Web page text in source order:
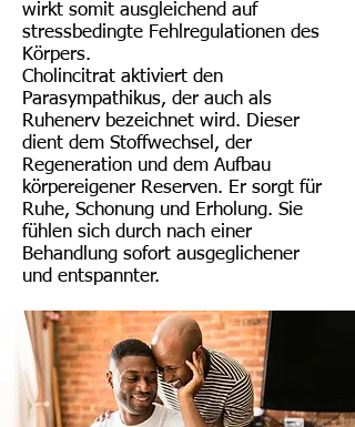
wirkt somit ausgleichend auf
stressbedingte Fehlregulationen des
Körpers.
Cholincitrat aktiviert den
Parasympathikus, der auch als
Ruhenerv bezeichnet wird. Dieser
dient dem Stoffwechsel, der
Regeneration und dem Aufbau
körpereigener Reserven. Er sorgt für
Ruhe, Schonung und Erholung. Sie
fühlen sich durch nach einer
Behandlung sofort ausgeglichener
und entspannter.